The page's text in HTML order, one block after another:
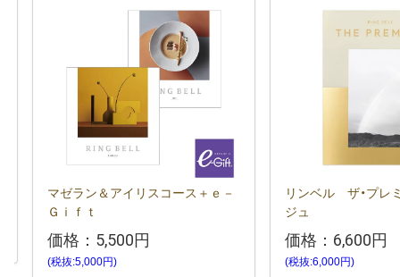
マゼラン＆アイリスコース＋ｅ－
Ｇｉｆｔ
価格： 5,500円
(税抜:5,000円)
リンベル ザ・プ
ジュ
価格： 6,600円
(税抜:6,000円)